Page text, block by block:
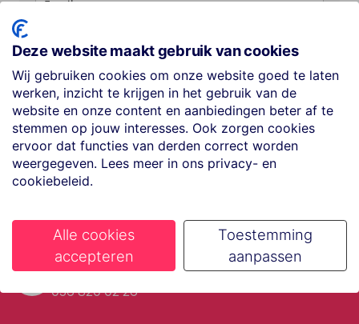
Aanmelden
Bel ons
036 820 02 26
Deze website maakt gebruik van cookies
Wij gebruiken cookies om onze website goed te laten
werken, inzicht te krijgen in het gebruik van de
website en onze content en aanbiedingen beter af te
stemmen op jouw interesses. Ook zorgen cookies
ervoor dat functies van derden correct worden
weergegeven. Lees meer in ons privacy- en
cookiebeleid.
Alle cookies
accepteren
Toestemming
aanpassen